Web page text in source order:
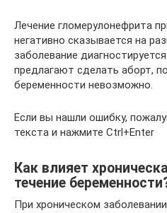
Лечение гломерулонефрита
негативно сказывается на
заболевание
предлагают сделать аборт,
беременности невозможно.
Если вы нашли ошибку,
текста и нажмите Ctrl+Enter
Как влияет
течение
При хроническом